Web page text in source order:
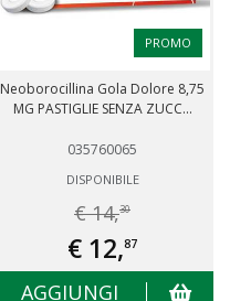
PROMO
Neoborocillina Gola Dolore 8,75
MG PASTIGLIE SENZA ZUCC...
035760065
DISPONIBILE
€ 14,30
€ 12,87
AGGIUNGI